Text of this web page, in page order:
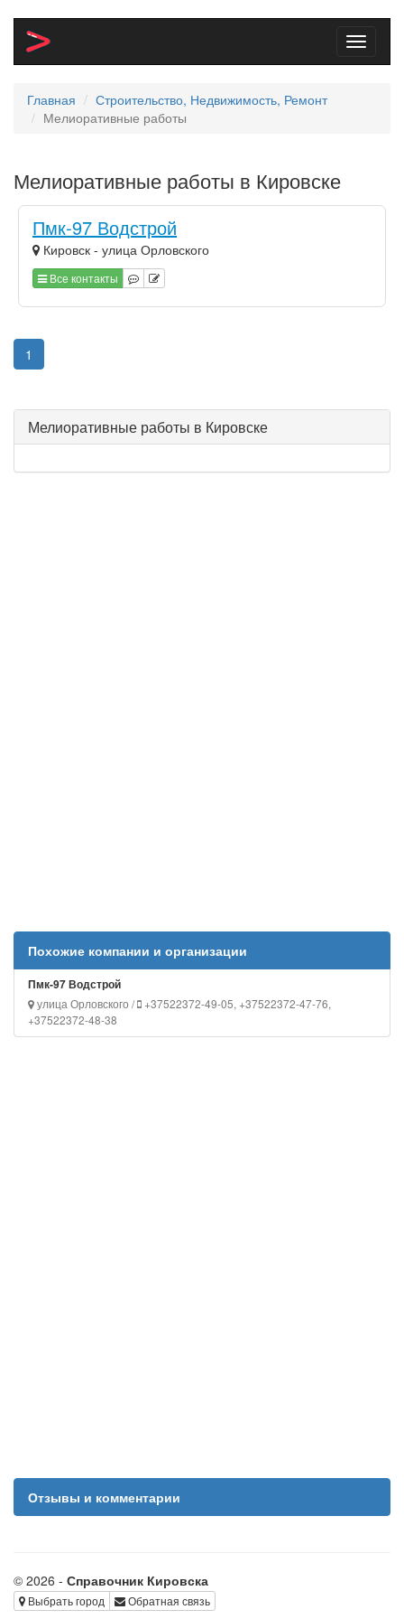
Toggle
Главная
Строительство, Недвижимость, Ремонт
Мелиоративные работы
Мелиоративные работы в Кировске
Пмк-97 Водстрой
Кировск - улица Орловского
Все контакты
1
Мелиоративные работы в Кировске
Похожие компании и организации
Пмк-97 Водстрой
улица Орловского /
+37522372-49-05, +37522372-47-76,
+37522372-48-38
Отзывы и комментарии
© 2026 - Справочник Кировска
Выбрать город Обратная связь